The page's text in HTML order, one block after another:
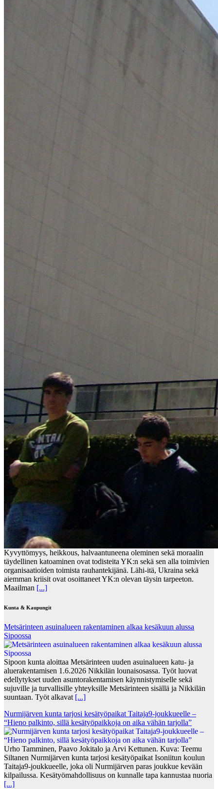
Kyvyttömyys, heikkous, halvaantuneena oleminen sekä moraalin
täydellinen katoaminen ovat todisteita YK:n sekä sen alla toimivien
organisaatioiden toimista rauhantekijänä. Lähi-itä, Ukraina sekä
aiemman kriisit ovat osoittaneet YK:n olevan täysin tarpeeton.
Maailman [...]
Kunta & Kaupungit
Metsärinteen asuinalueen rakentaminen alkaa kesäkuun alussa
Sipoossa
Sipoon kunta aloittaa Metsärinteen uuden asuinalueen katu- ja
aluerakentamisen 1.6.2026 Nikkilän lounaisosassa. Työt luovat
edellytykset uuden asuntorakentamisen käynnistymiselle sekä
sujuville ja turvallisille yhteyksille Metsärinteen sisällä ja Nikkilän
suuntaan. Työt alkavat [...]
Nurmijärven kunta tarjosi kesätyöpaikat Taitaja9-joukkueelle –
“Hieno palkinto, sillä kesätyöpaikkoja on aika vähän tarjolla”
Urho Tamminen, Paavo Jokitalo ja Arvi Kettunen. Kuva: Teemu
Siltanen Nurmijärven kunta tarjosi kesätyöpaikat Isoniitun koulun
Taitaja9-joukkueelle, joka oli Nurmijärven paras joukkue kevään
kilpailussa. Kesätyömahdollisuus on kunnalle tapa kannustaa nuoria
[...]